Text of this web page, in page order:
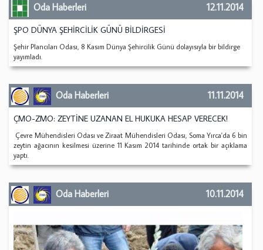
Oda Haberleri 12.11.2014
ŞPO DÜNYA ŞEHİRCİLİK GÜNÜ BİLDİRGESİ
Şehir Plancıları Odası, 8 Kasım Dünya Şehircilik Günü dolayısıyla bir bildirge
yayımladı.
Oda Haberleri 11.11.2014
ÇMO-ZMO: ZEYTİNE UZANAN EL HUKUKA HESAP VERECEK!
Çevre Mühendisleri Odası ve Ziraat Mühendisleri Odası, Soma Yırca'da 6 bin
zeytin ağacının kesilmesi üzerine 11 Kasım 2014 tarihinde ortak bir açıklama
yaptı.
Oda Haberleri 10.11.2014